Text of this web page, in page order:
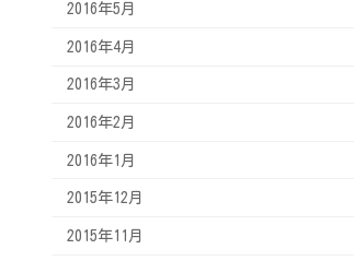
2016年5月
2016年4月
2016年3月
2016年2月
2016年1月
2015年12月
2015年11月